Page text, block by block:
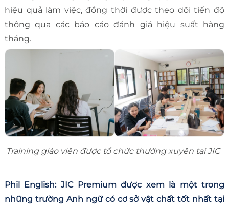
hiệu quả làm việc, đồng thời được theo dõi tiến độ
thông qua các báo cáo đánh giá hiệu suất hàng
tháng.
Training giáo viên được tổ chức thường xuyên tại JIC
Phil English: JIC Premium được xem là một trong
những trường Anh ngữ có cơ sở vật chất tốt nhất tại